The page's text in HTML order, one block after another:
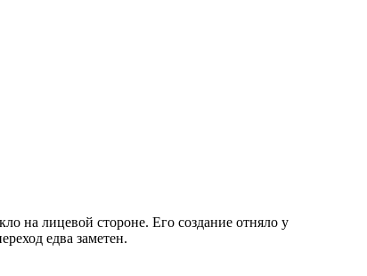
на лицевой стороне. Его создание отняло у
едва заметен.